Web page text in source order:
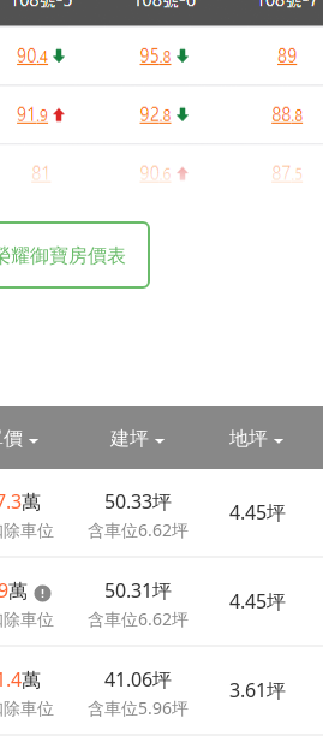
耀御寶房價表
建坪 地坪
萬
車位
50.33坪
含車位6.62坪
4.45坪
萬
車位
50.31坪
含車位6.62坪
4.45坪
萬
車位
41.06坪
含車位5.96坪
3.61坪